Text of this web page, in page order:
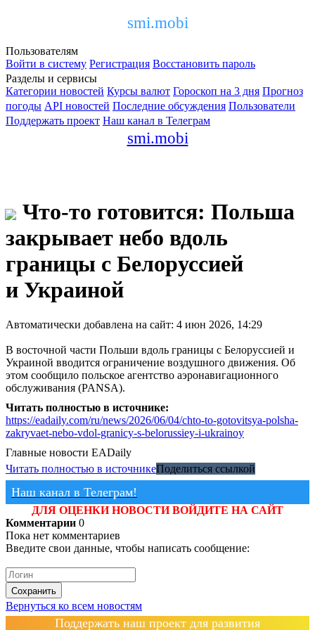
smi.mobi
Пользователям
Войти в систему Регистрация Восстановить пароль
Разделы и сервисы
Категории новостей Курсы валют Гороскоп на 3 дня Прогноз
погоды API новостей Последние обсуждения Пользователи
Поддержать проект Наш канал в Телеграм
smi.mobi
Что-то готовится: Польша
закрывает небо вдоль
границы с Белоруссией
и Украиной
Автоматически добавлена на сайт: 4 июн 2026, 14:29
В восточной части Польши вдоль границы с Белоруссией и
Украиной вводится ограничение воздушного движения. Об
этом сообщило польское агентство аэронавигационного
обслуживания (PANSA).
Читать полностью в источнике:
https://eadaily.com/ru/news/2026/06/04/chto-to-gotovitsya-polsha-
zakryvaet-nebo-vdol-granicy-s-belorussiey-i-ukrainoy
Главные новости EADaily
Читать полностью в источникеПоделиться ссылкой
Наш канал в Телеграм!
ДЛЯ ОЦЕНКИ НОВОСТИ ВОЙДИТЕ НА САЙТ
Комментарии 0
Пока нет комментариев
Введите свои данные, чтобы написать сообщение:
Сохранить
Вернуться ко всем новостям
Поддержать наш проект для развития